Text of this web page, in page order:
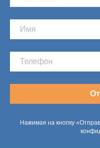
Нажимая на кнопку